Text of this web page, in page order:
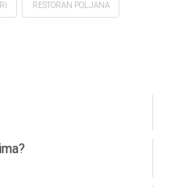
RESTORAN POLJANA